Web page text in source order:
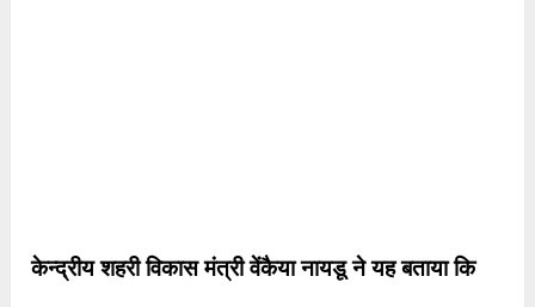
केन्द्रीय शहरी विकास मंत्री वेंकैया नायडू ने यह बताया कि